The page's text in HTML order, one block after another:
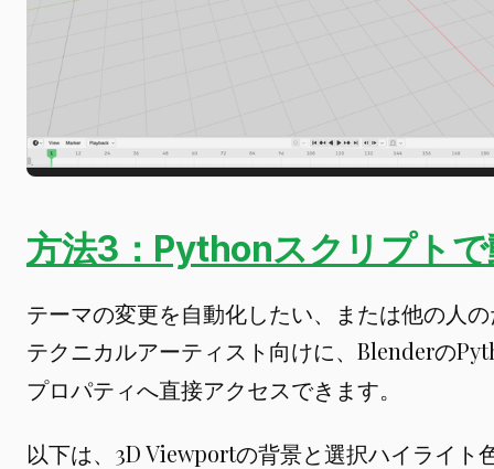
方法3：Pythonスクリプト
テーマの変更を自動化したい、または他の人
テクニカルアーティスト向けに、Blenderの
プロパティへ直接アクセスできます。
以下は、3D Viewportの背景と選択ハイライト